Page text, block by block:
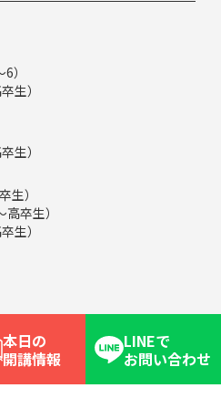
）
生）
生）
生）
卒生）
生）
ミとは 体験授業よくある質問
プ資料請求/体験申込
本日の
開講情報
LINEで
お問い合わせ